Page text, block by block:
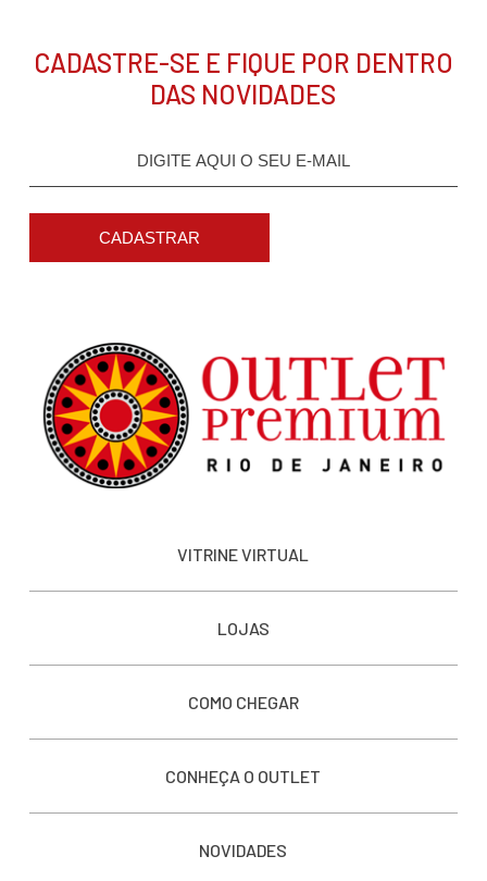
CADASTRE-SE E FIQUE POR DENTRO
DAS NOVIDADES
CADASTRAR
VITRINE VIRTUAL
LOJAS
COMO CHEGAR
CONHEÇA O OUTLET
NOVIDADES